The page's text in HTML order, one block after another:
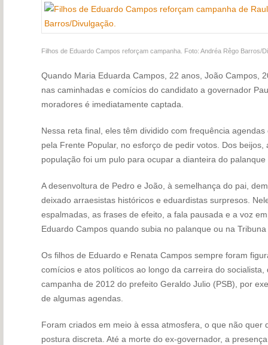
Filhos de Eduardo Campos reforçam campanha. Foto: Andréa Rêgo Barros/
Quando Maria Eduarda Campos, 22 anos, João Campos,
nas caminhadas e comícios do candidato a governador
moradores é imediatamente captada.
Nessa reta final, eles têm dividido com frequência
pela Frente Popular, no esforço de pedir votos. Dos
população foi um pulo para ocupar a dianteira do
A desenvoltura de Pedro e João, à semelhança do pai,
deixado arraesistas históricos e eduardistas surpresos.
espalmadas, as frases de efeito, a fala pausada e a voz
Eduardo Campos quando subia no palanque ou na Tribuna
Os filhos de Eduardo e Renata Campos sempre foram
comícios e atos políticos ao longo da carreira do
campanha de 2012 do prefeito Geraldo Julio (PSB), por
de algumas agendas.
Foram criados em meio à essa atmosfera, o que não quer
postura discreta. Até a morte do ex-governador, a